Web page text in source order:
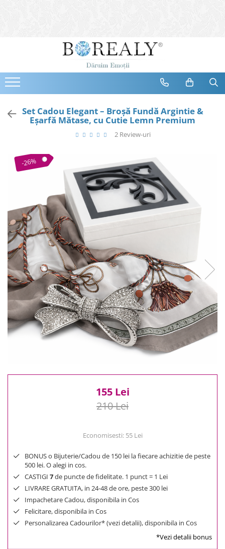
Bijuterii
Cercei
Bratari
Coliere
Destinatari
Bijuterii Mirese
Selectii
Reduceri
Cele mai noi
Cele mai vandute
Cele mai votate
Cu video
0 Lei - 100 Lei
100 Lei - 200 Lei
200 Lei - 300 Lei
1000 Lei +
Set Cadou Elegant – Broșă Fundă Argintie &
Eșarfă Mătase, cu Cutie Lemn Premium
2 Review-uri
-26%
155 Lei
210 Lei
Economisesti: 55 Lei
BONUS o Bijuterie/Cadou de 150 lei la fiecare achizitie de peste
500 lei. O alegi in cos.
CASTIGI 7de puncte de fidelitate. 1 punct = 1 Lei
LIVRARE GRATUITA, in 24-48 de ore, peste 300 lei
Impachetare Cadou, disponibila in Cos
Felicitare, disponibila in Cos
Personalizarea Cadourilor* (vezi detalii), disponibila in Cos
*Vezi detalii bonus